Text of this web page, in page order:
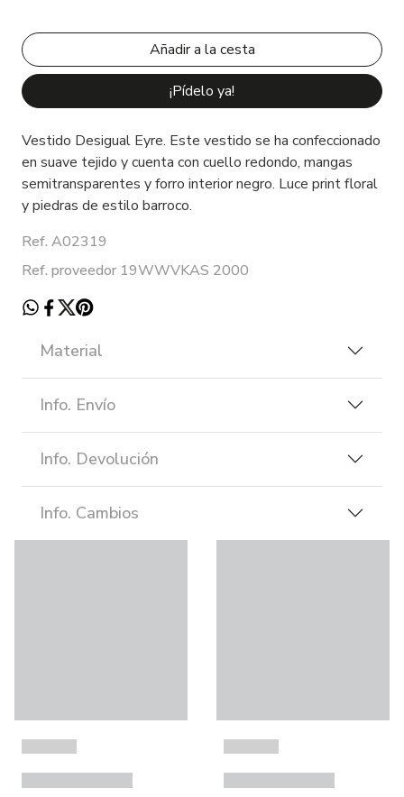
¡Pídelo ya!
Vestido Desigual Eyre. Este vestido se ha confeccionado
en suave tejido y cuenta con cuello redondo, mangas
semitransparentes y forro interior negro. Luce print floral
y piedras de estilo barroco.
Ref. A02319
Ref. proveedor 19WWVKAS 2000
Material
Info. Envío
Info. Devolución
Info. Cambios